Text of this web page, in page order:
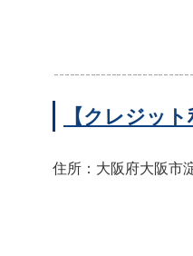
【クレジッ
住所：大阪府大阪市